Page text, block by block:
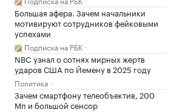
Большая афера. Зачем начальники
мотивируют сотрудников фейковыми
успехами
Подписка на РБК
NBC узнал о сотнях мирных жертв
ударов США по Йемену в 2025 году
Политика
Зачем смартфону телеобъектив, 200
Мп и большой сенсор